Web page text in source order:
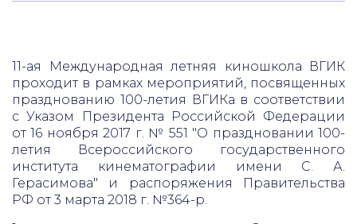
11-ая Международная летняя киношкола ВГИК
проходит в рамках мероприятий, посвященных
празднованию 100-летия ВГИКа в соответствии
с Указом Президента Российской Федерации
от 16 ноября 2017 г. № 551 "О праздновании 100-
летия Всероссийского государственного
института кинематографии имени С. А.
Герасимова" и распоряжения Правительства
РФ от 3 марта 2018 г. №364-р.